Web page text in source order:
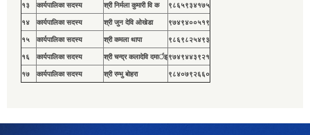
१३ कार्यपालिका सदस्य श्री निर्मला कुमारी वि क ९८६५९३४१७५
१४ कार्यपालिका सदस्य श्री जुन देवि ओखेडा ९७४९४००५१९
१५ कार्यपालिका सदस्य श्री कमला थापा ९८६९८२५४९३
१६ कार्यपालिका सदस्य श्री चन्द्र कलादेवि दमार्इ९७४९४४३९२१
१७ कार्यपालिका सदस्य श्री रम्भु बाेहरा ९८४०७९२६६०